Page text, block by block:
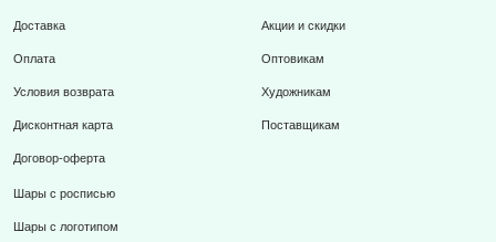
Доставка
Оплата
Условия возврата
Дисконтная карта
Договор-оферта
Акции и скидки
Оптовикам
Художникам
Поставщикам
Шары с росписью
Шары с логотипом